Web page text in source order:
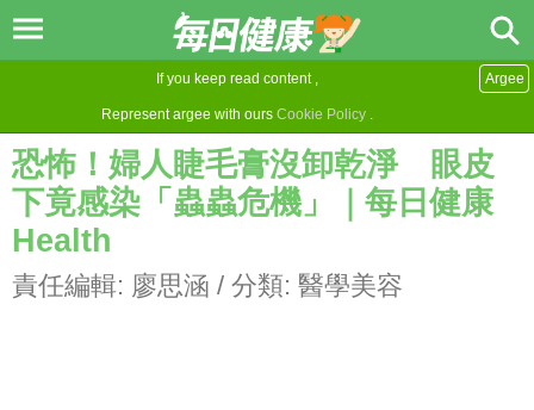
If you keep read content ,
Represent argee with ours Cookie Policy .
Argee
恐怖！婦人睫毛膏沒卸乾淨 眼皮
下竟感染「蟲蟲危機」｜每日健康
Health
責任編輯: 廖思涵 / 分類: 醫學美容